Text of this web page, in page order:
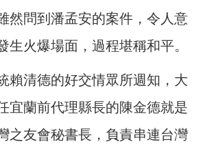
然問到潘孟安的案件，令人意
生火爆場面，過程堪稱和平。
賴清德的好交情眾所週知，大
宜蘭前代理縣長的陳金德就是
之友會秘書長，負責串連台灣